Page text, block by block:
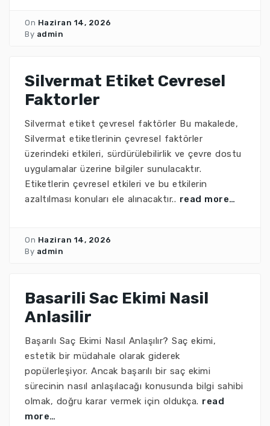
On Haziran 14, 2026
By admin
Silvermat Etiket Cevresel
Faktorler
Silvermat etiket çevresel faktörler Bu makalede,
Silvermat etiketlerinin çevresel faktörler
üzerindeki etkileri, sürdürülebilirlik ve çevre dostu
uygulamalar üzerine bilgiler sunulacaktır.
Etiketlerin çevresel etkileri ve bu etkilerin
azaltılması konuları ele alınacaktır.. read more…
On Haziran 14, 2026
By admin
Basarili Sac Ekimi Nasil
Anlasilir
Başarılı Saç Ekimi Nasıl Anlaşılır? Saç ekimi,
estetik bir müdahale olarak giderek
popülerleşiyor. Ancak başarılı bir saç ekimi
sürecinin nasıl anlaşılacağı konusunda bilgi sahibi
olmak, doğru karar vermek için oldukça. read
more…